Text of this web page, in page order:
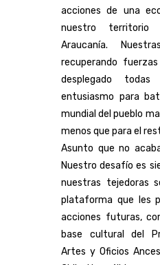
acciones de una
nuestro
Araucanía.
recuperando
desplegado
entusiasmo para
mundial del pueblo
menos que para el
Asunto que no
Nuestro desafío es
nuestras tejedoras
plataforma que les
acciones futuras,
base cultural del
Artes y Oficios